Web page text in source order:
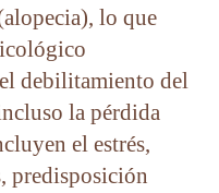
lo que
debilitamiento del
la pérdida
el estrés,
predisposición